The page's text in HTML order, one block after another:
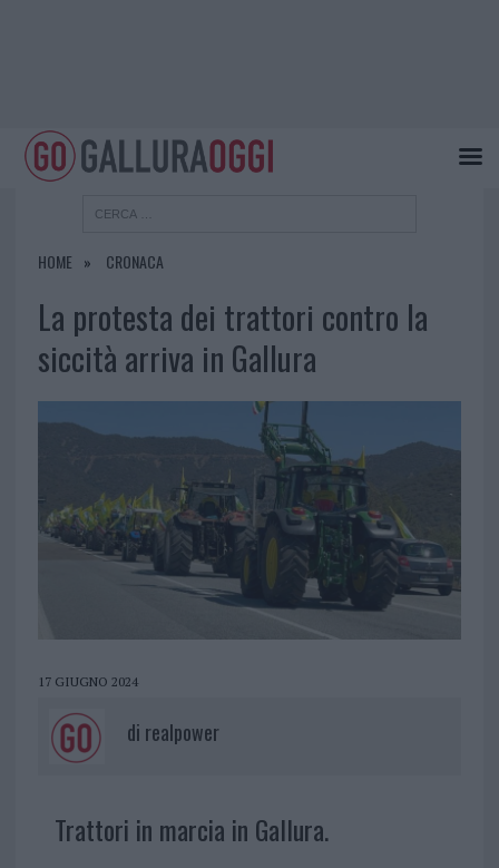
HOME CRONACA
La protesta dei trattori contro la
siccità arriva in Gallura
17 GIUGNO 2024
di realpower
Trattori in marcia in Gallura.